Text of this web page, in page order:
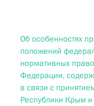
Об особенностях
положений
нормативных
Федерации,
в связи с
Республики Крым